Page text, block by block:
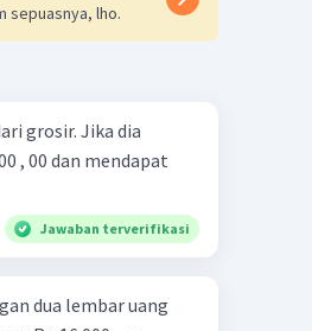
sepuasnya, lho.
grosir. Jika dia
, 00 dan mendapat
Jawaban terverifikasi
dua lembar uang